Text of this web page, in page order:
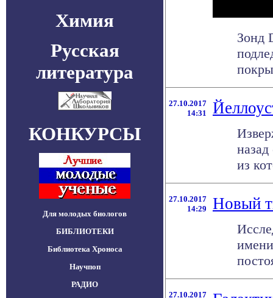
Химия
Русская
литература
КОНКУРСЫ
Для молодых биологов
БИБЛИОТЕКИ
Библиотека Хроноса
Научпоп
РАДИО
Зонд
27.10.2017
14:31
из
27.10.2017
14:29
Новый
27.10.2017